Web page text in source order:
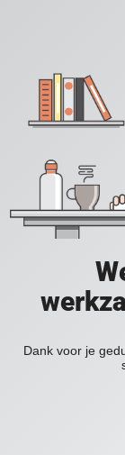
Dank voor je